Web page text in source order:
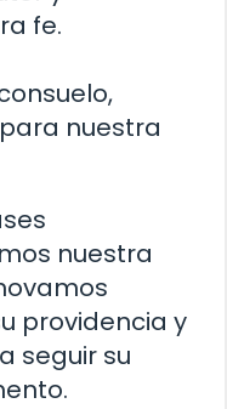
fe.
nuestra
nuestra
providencia y
seguir su